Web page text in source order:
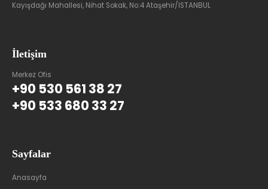
Kayışdağı Mahallesi, Nihat Sokak, No:4 Ataşehir/İSTANBUL
İletişim
Merkez Ofis
+90 530 561 38 27
+90 533 680 33 27
Sayfalar
Anasayfa